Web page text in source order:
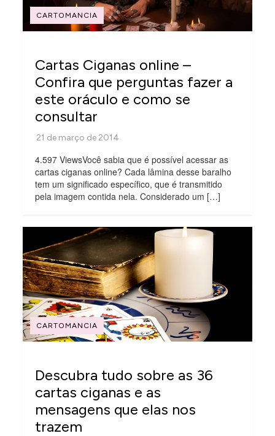
CARTOMANCIA
Cartas Ciganas online –
Confira que perguntas fazer a
este oráculo e como se
consultar
4.597 ViewsVocê sabia que é possível acessar as
cartas ciganas online? Cada lâmina desse baralho
tem um significado específico, que é transmitido
pela imagem contida nela. Considerado um […]
CARTOMANCIA
Descubra tudo sobre as 36
cartas ciganas e as
mensagens que elas nos
trazem